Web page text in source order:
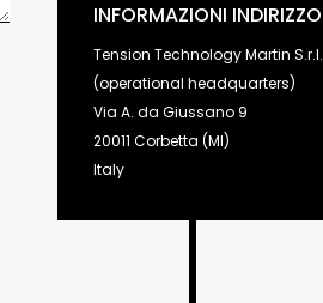
INFORMAZIONI INDIRIZZO
Tension Technology Martin S.r.l.
(operational headquarters)
Via A. da Giussano 9
20011 Corbetta (MI)
Italy